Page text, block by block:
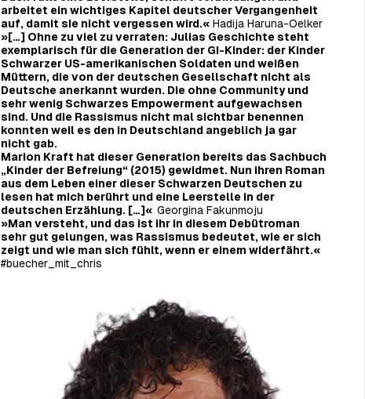
arbeitet ein wichtiges Kapitel deutscher Vergangenheit
auf, damit sie nicht vergessen wird.« Hadija Haruna-Oelker
»[…] Ohne zu viel zu verraten: Julias Geschichte steht
exemplarisch für die Generation der GI-Kinder: der Kinder
Schwarzer US-amerikanischen Soldaten und weißen
Müttern, die von der deutschen Gesellschaft nicht als
Deutsche anerkannt wurden. Die ohne Community und
sehr wenig Schwarzes Empowerment aufgewachsen
sind. Und die Rassismus nicht mal sichtbar benennen
konnten weil es den in Deutschland angeblich ja gar
nicht gab.
Marion Kraft hat dieser Generation bereits das Sachbuch
„Kinder der Befreiung“ (2015) gewidmet. Nun ihren Roman
aus dem Leben einer dieser Schwarzen Deutschen zu
lesen hat mich berührt und eine Leerstelle in der
deutschen Erzählung. […]« Georgina Fakunmoju
»Man versteht, und das ist ihr in diesem Debütroman
sehr gut gelungen, was Rassismus bedeutet, wie er sich
zeigt und wie man sich fühlt, wenn er einem widerfährt.«
#buecher_mit_chris